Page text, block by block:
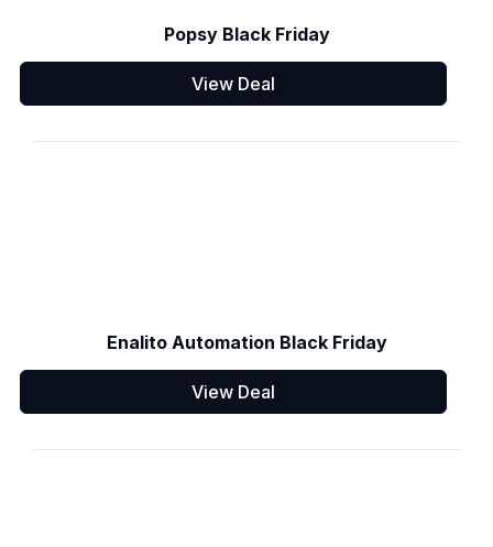
Popsy Black Friday
View Deal
Enalito Automation Black Friday
View Deal